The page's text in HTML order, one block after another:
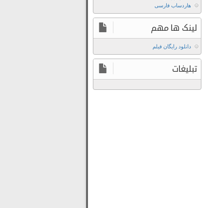
لینک
مستقیم
دانلود
سریال
Grace
فصل
اول
دانلود
هاردساب فارسی
لینک ها مهم
دانلود رایگان فیلم
تبلیغات